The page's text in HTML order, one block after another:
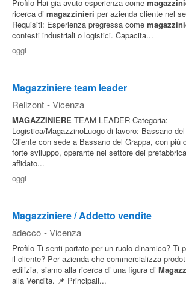
Offerte
Area
Aziende
Profilo Hai gia avuto esperienza come
ricerca di magazzinieri per azienda cliente nel
Requisiti: Esperienza pregressa come
contesti industriali o logistici. Capacita...
oggi
Magazziniere team leader
Relizont - Vicenza
MAGAZZINIERE TEAM LEADER Categoria:
Logistica/MagazzinoLuogo di lavoro: Bassano
Cliente con sede a Bassano del Grappa, con più
forte sviluppo, operante nel settore dei
affidato...
oggi
Magazziniere / Addetto vendite
adecco - Vicenza
Profilo Ti senti portato per un ruolo dinamico? Ti
il cliente? Per azienda che commercializza
edilizia, siamo alla ricerca di una figura di
alla Vendita. 📌 Principali...